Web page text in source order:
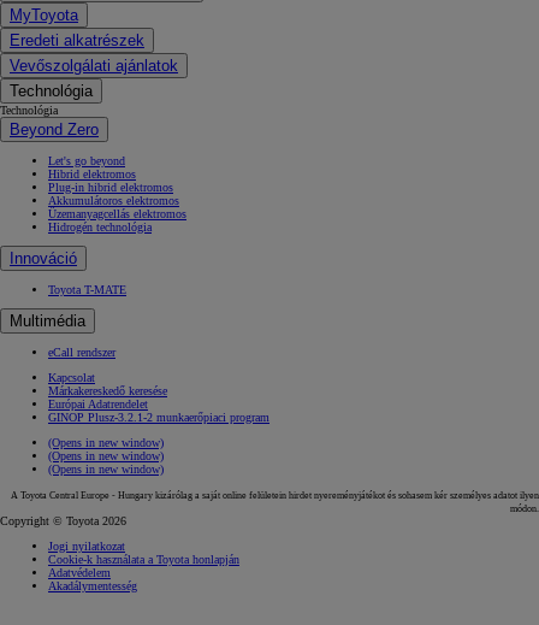
MyToyota
Eredeti alkatrészek
Vevőszolgálati ajánlatok
Technológia
Technológia
Beyond Zero
Let's go beyond
Hibrid elektromos
Plug-in hibrid elektromos
Akkumulátoros elektromos
Üzemanyagcellás elektromos
Hidrogén technológia
Innováció
Toyota T-MATE
Multimédia
eCall rendszer
Kapcsolat
Márkakereskedő keresése
Európai Adatrendelet
GINOP Plusz-3.2.1-2 munkaerőpiaci program
(Opens in new window)
(Opens in new window)
(Opens in new window)
A Toyota Central Europe - Hungary kizárólag a saját online felületein hirdet nyereményjátékot és sohasem kér személyes adatot ilyen
módon.
Copyright © Toyota 2026
Jogi nyilatkozat
Cookie-k használata a Toyota honlapján
Adatvédelem
Akadálymentesség